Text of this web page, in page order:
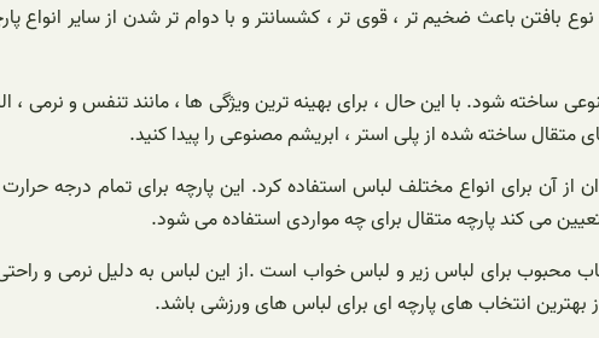
بافتن باعث ضخیم تر ، قوی تر ، کشسانتر و با دوام تر شدن از سایر
ساخته شود. با این حال ، برای بهینه ترین ویژگی ها ، مانند تنفس و
ساخته شده از پلی استر ، ابریشم مصنوعی را پیدا کنید.
از آن برای انواع مختلف لباس استفاده کرد. این پارچه برای تمام درجه
می کند پارچه متقال برای چه مواردی استفاده می شود.
محبوب برای لباس زیر و لباس خواب است .از این لباس به دلیل نرمی
بهترین انتخاب های پارچه ای برای لباس های ورزشی باشد.